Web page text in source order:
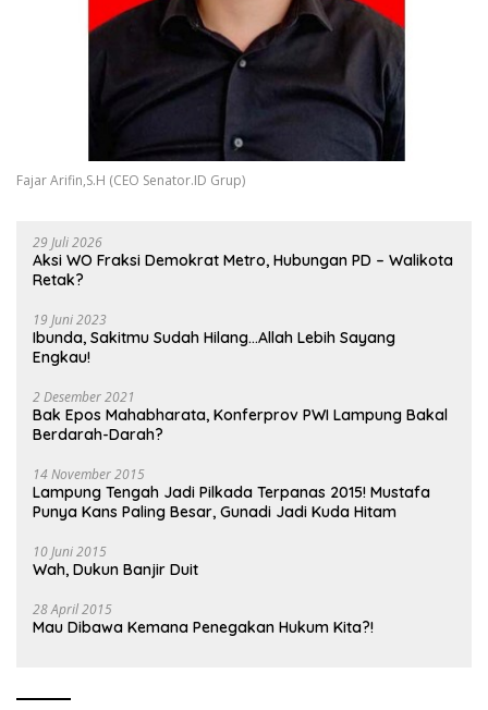
Fajar Arifin,S.H (CEO Senator.ID Grup)
29 Juli 2026
Aksi WO Fraksi Demokrat Metro, Hubungan PD – Walikota
Retak?
19 Juni 2023
Ibunda, Sakitmu Sudah Hilang…Allah Lebih Sayang
Engkau!
2 Desember 2021
Bak Epos Mahabharata, Konferprov PWI Lampung Bakal
Berdarah-Darah?
14 November 2015
Lampung Tengah Jadi Pilkada Terpanas 2015! Mustafa
Punya Kans Paling Besar, Gunadi Jadi Kuda Hitam
10 Juni 2015
Wah, Dukun Banjir Duit
28 April 2015
Mau Dibawa Kemana Penegakan Hukum Kita?!